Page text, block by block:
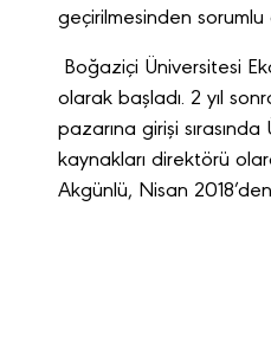
geçirilmesinden sorumlu
Boğaziçi Üniversitesi
olarak başladı. 2 yıl
pazarına girişi
kaynakları direktörü
Akgünlü, Nisan